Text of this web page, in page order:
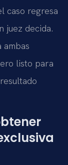
caso regresa
juez decida.
listo para